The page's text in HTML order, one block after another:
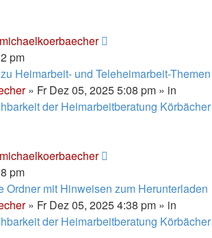
michaelkoerbaecher
pm
Heimarbeit- und Teleheimarbeit-Themen
» Fr Dez 05, 2025 5:08 pm » in
der Heimarbeitberatung Körbächer
michaelkoerbaecher
pm
Ordner mit Hinweisen zum Herunterladen
» Fr Dez 05, 2025 4:38 pm » in
der Heimarbeitberatung Körbächer